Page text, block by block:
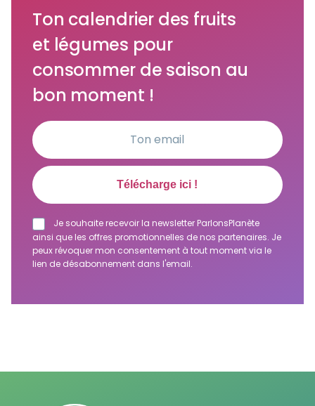
Ton calendrier des fruits
et légumes pour
consommer de saison au
bon moment !
Je souhaite recevoir la newsletter ParlonsPlanète
ainsi que les offres promotionnelles de nos partenaires. Je
peux révoquer mon consentement à tout moment via le
lien de désabonnement dans l'email.